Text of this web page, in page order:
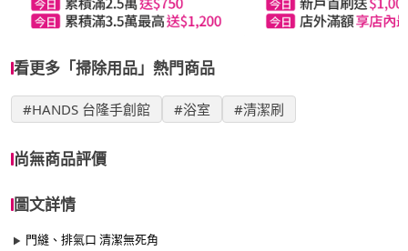
看更多「掃除用品」熱門商品
#HANDS 台隆手創館 #浴室 #清潔刷
尚無商品評價
圖文詳情
門縫、排氣口 清潔無死角